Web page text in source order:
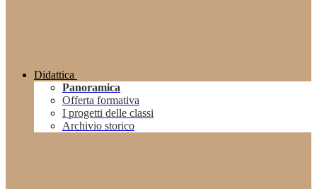
Didattica
Panoramica
Offerta formativa
I progetti delle classi
Archivio storico